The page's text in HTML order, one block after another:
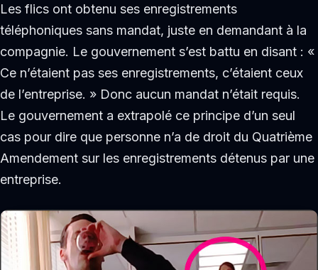
Les flics ont obtenu ses enregistrements
téléphoniques sans mandat, juste en demandant à la
compagnie. Le gouvernement s’est battu en disant : «
Ce n’étaient pas ses enregistrements, c’étaient ceux
de l’entreprise. » Donc aucun mandat n’était requis.
Le gouvernement a extrapolé ce principe d’un seul
cas pour dire que personne n’a de droit du Quatrième
Amendement sur les enregistrements détenus par une
entreprise.